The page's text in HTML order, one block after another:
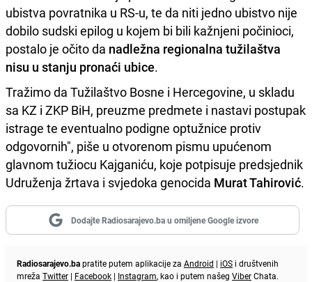
ubistva povratnika u RS-u, te da niti jedno ubistvo nije
dobilo sudski epilog u kojem bi bili kažnjeni počinioci,
postalo je očito da nadležna regionalna tužilaštva
nisu u stanju pronaći ubice.
Tražimo da Tužilaštvo Bosne i Hercegovine, u skladu
sa KZ i ZKP BiH, preuzme predmete i nastavi postupak
istrage te eventualno podigne optužnice protiv
odgovornih", piše u otvorenom pismu upućenom
glavnom tužiocu Kajganiću, koje potpisuje predsjednik
Udruženja žrtava i svjedoka genocida Murat Tahirović.
Dodajte Radiosarajevo.ba u omiljene Google izvore
Radiosarajevo.bapratite putem aplikacije za Android | iOS i društvenih
mreža Twitter | Facebook | Instagram, kao i putem našeg ViberChata.